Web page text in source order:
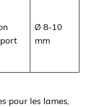
Ø 8-10
mm
pour les lames,